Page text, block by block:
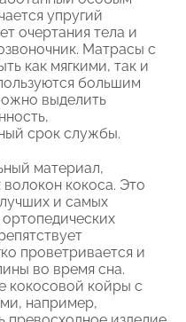
упругий
очертания тела и
Матрасы с
как мягкими, так и
большим
выделить
срок службы.
материал,
кокоса. Это
и самых
проветривается и
во время сна.
кокосовой койры с
например,